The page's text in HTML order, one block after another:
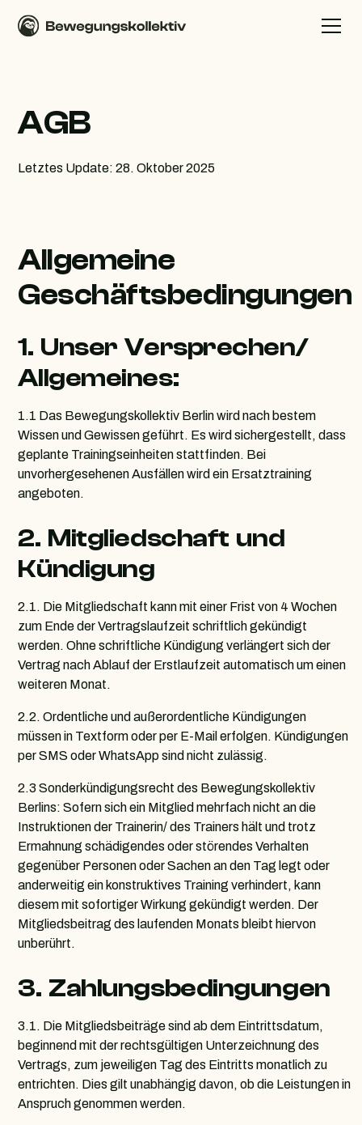
AGB
Letztes Update: 28. Oktober 2025
Allgemeine
Geschäftsbedingungen
1. Unser Versprechen/
Allgemeines:
1.1 Das Bewegungskollektiv Berlin wird nach bestem
Wissen und Gewissen geführt. Es wird sichergestellt, dass
geplante Trainingseinheiten stattfinden. Bei
unvorhergesehenen Ausfällen wird ein Ersatztraining
angeboten.
2. Mitgliedschaft und
Kündigung
2.1. Die Mitgliedschaft kann mit einer Frist von 4 Wochen
zum Ende der Vertragslaufzeit schriftlich gekündigt
werden. Ohne schriftliche Kündigung verlängert sich der
Vertrag nach Ablauf der Erstlaufzeit automatisch um einen
weiteren Monat.
2.2. Ordentliche und außerordentliche Kündigungen
müssen in Textform oder per E-Mail erfolgen. Kündigungen
per SMS oder WhatsApp sind nicht zulässig.
2.3 Sonderkündigungsrecht des Bewegungskollektiv
Berlins: Sofern sich ein Mitglied mehrfach nicht an die
Instruktionen der Trainerin/ des Trainers hält und trotz
Ermahnung schädigendes oder störendes Verhalten
gegenüber Personen oder Sachen an den Tag legt oder
anderweitig ein konstruktives Training verhindert, kann
diesem mit sofortiger Wirkung gekündigt werden. Der
Mitgliedsbeitrag des laufenden Monats bleibt hiervon
unberührt.
3. Zahlungsbedingungen
3.1. Die Mitgliedsbeiträge sind ab dem Eintrittsdatum,
beginnend mit der rechtsgültigen Unterzeichnung des
Vertrags, zum jeweiligen Tag des Eintritts monatlich zu
entrichten. Dies gilt unabhängig davon, ob die Leistungen in
Anspruch genommen werden.